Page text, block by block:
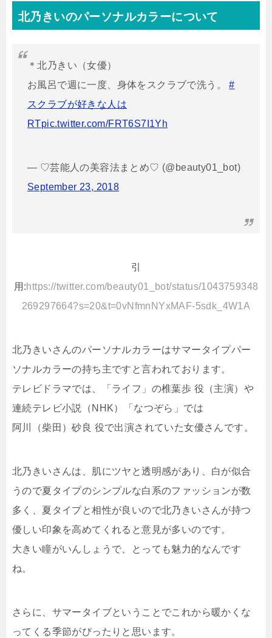
北乃きいのパーソナルカラーについて
＊北乃きい（女優）
お風呂で週に一度、身体をスクラブで洗う。#
スクラブが好きな人は
RTpic.twitter.com/FRT6S7I1Yh
— ♡芸能人の美容法まとめ♡ (@beauty01_bot)
September 23, 2018
引
用:https://twitter.com/beauty01_bot/status/1043759348
269297664?s=20&t=0vNfmnNYxMAF-5sdk_4W1A
北乃きいさんのパーソナルカラーはサマータイプパー
ソナルカラーの持ち主ですと言われております。
テレビドラマでは、「ライフ」の椎葉歩 役（主演）や
連続テレビ小説（NHK）「なつぞら」では
阿川（柴田）砂良 役で出演されていた女優さんです。
北乃きいさんは、肌にツヤと透明感があり、白が似合
うので夏タイプのシンプルな白系のファッションが数
多く、夏タイプと相性が良いので北乃きいさんが持つ
優しい印象を高めてくれると意見が多いのです。
大きい瞳がいんしょうで、とっても魅力的なんです
ね。
さらに、サマータイブということでこれから暖かくな
ってくる季節がぴったりと思います。